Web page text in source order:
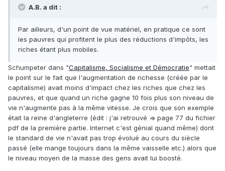
A.B. a dit :
Par ailleurs, d'un point de vue matériel, en pratique ce sont
les pauvres qui profitent le plus des réductions d'impôts, les
riches étant plus mobiles.
Schumpeter dans "Capitalisme, Socialisme et Démocratie" mettait
le point sur le fait que l'augmentation de richesse (créée par le
capitalisme) avait moins d'impact chez les riches que chez les
pauvres, et que quand un riche gagne 10 fois plus son niveau de
vie n'augmente pas à la même vitesse. Je crois que son exemple
était la reine d'angleterre (édit : j'ai retrouvé => page 77 du fichier
pdf de la première partie. Internet c'est génial quand même) dont
le standard de vie n'avait pas trop évolué au cours du siècle
passé (elle mange toujours dans la même vaisselle etc.) alors que
le niveau moyen de la masse des gens avait lui boosté.